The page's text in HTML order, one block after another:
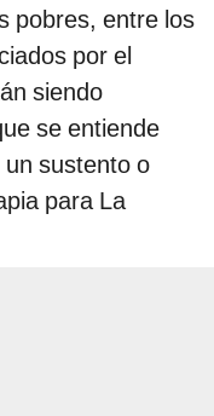
pobres, entre los
por el
siendo
se entiende
sustento o
para La